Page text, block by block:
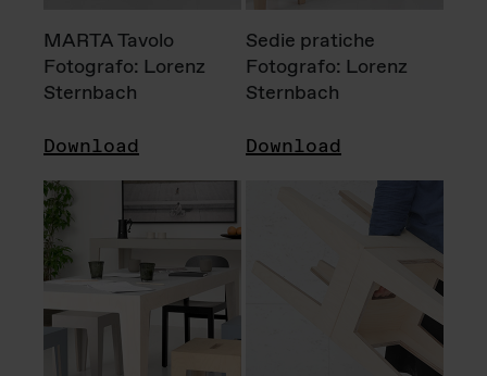
MARTA Tavolo
Fotografo: Lorenz
Sternbach
Download
Sedie pratiche
Fotografo: Lorenz
Sternbach
Download